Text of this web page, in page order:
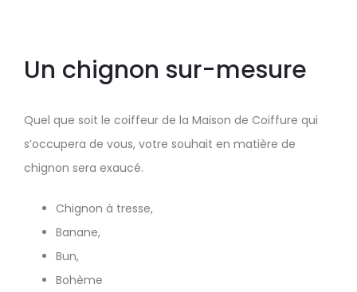
Un chignon sur-mesure
Quel que soit le coiffeur de la Maison de Coiffure qui
s’occupera de vous, votre souhait en matière de
chignon sera exaucé.
Chignon à tresse,
Banane,
Bun,
Bohème